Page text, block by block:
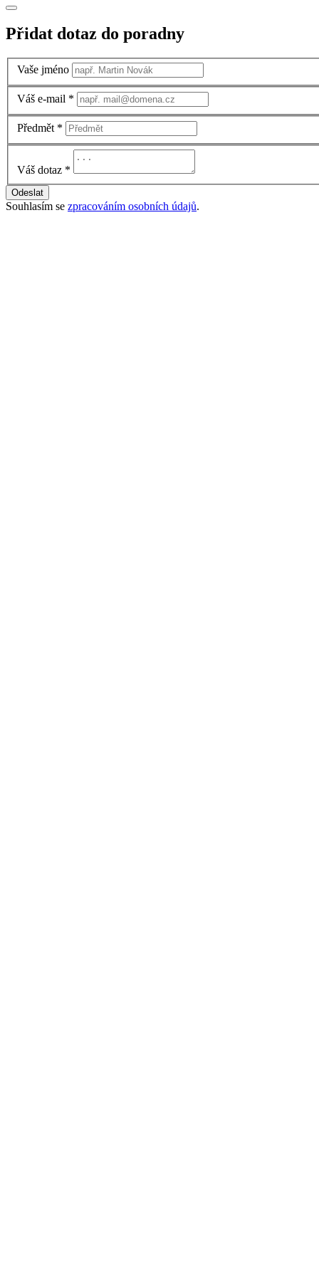
Přidat dotaz do poradny
Vaše jméno
Váš e-mail *
Předmět *
Váš dotaz *
Odeslat
Souhlasím se zpracováním osobních údajů.